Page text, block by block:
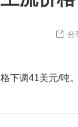
 分
下调41美元/吨。